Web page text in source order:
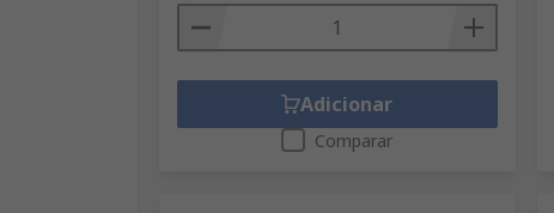
Adicionar
Comparar